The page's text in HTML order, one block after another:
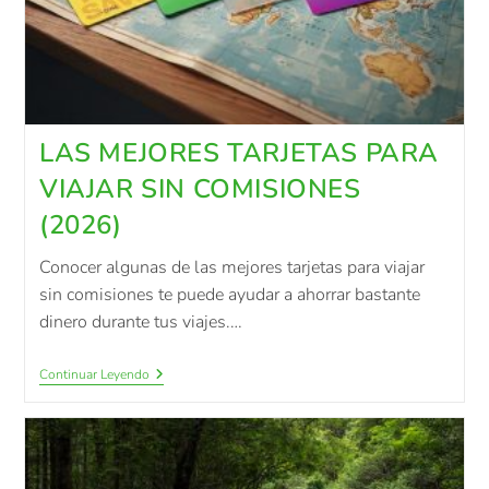
LAS MEJORES TARJETAS PARA
VIAJAR SIN COMISIONES
(2026)
Conocer algunas de las mejores tarjetas para viajar
sin comisiones te puede ayudar a ahorrar bastante
dinero durante tus viajes.…
Continuar Leyendo